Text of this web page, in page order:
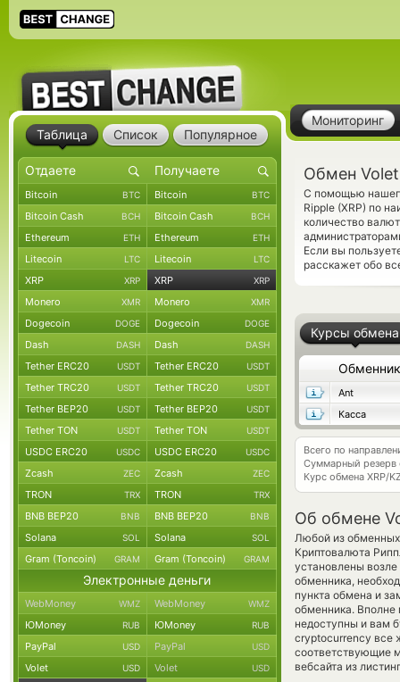
Мониторинг
Обмен Volet
С помощью
Ripple (XRP) по
количество
Если вы
расскажет обо
Курсы обмена
Обменник
Ant
Касса
Всего по
Суммарный резерв
Курс обмена XRP/
Об обмене
Любой из обменных
Криптовалюта
установлены
обменника,
пункта обмена и
обменника.
недоступны и вам
cryptocurrency все
соответствующие
вебсайта из
Таблица Список Популярное
Bitcoin BTC Bitcoin BTC
Bitcoin Cash BCH Bitcoin Cash BCH
Ethereum ETH Ethereum ETH
Litecoin LTC Litecoin LTC
XRP XRP XRP XRP
Monero XMR Monero XMR
Dogecoin DOGE Dogecoin DOGE
Dash DASH Dash DASH
Tether ERC20 USDT Tether ERC20 USDT
Tether TRC20 USDT Tether TRC20 USDT
Tether BEP20 USDT Tether BEP20 USDT
Tether TON USDT Tether TON USDT
USDC ERC20 USDC USDC ERC20 USDC
Zcash ZEC Zcash ZEC
TRON TRX TRON TRX
BNB BEP20 BNB BNB BEP20 BNB
Solana SOL Solana SOL
Gram (Toncoin) GRAM Gram (Toncoin) GRAM
Электронные деньги
WebMoney WMZ WebMoney WMZ
ЮMoney RUB ЮMoney RUB
PayPal USD PayPal USD
Volet USD Volet USD